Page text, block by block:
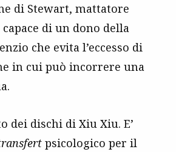
di Stewart, mattatore
di un dono della
che evita l’eccesso di
in cui può incorrere una
dei dischi di Xiu Xiu. E’
psicologico per il